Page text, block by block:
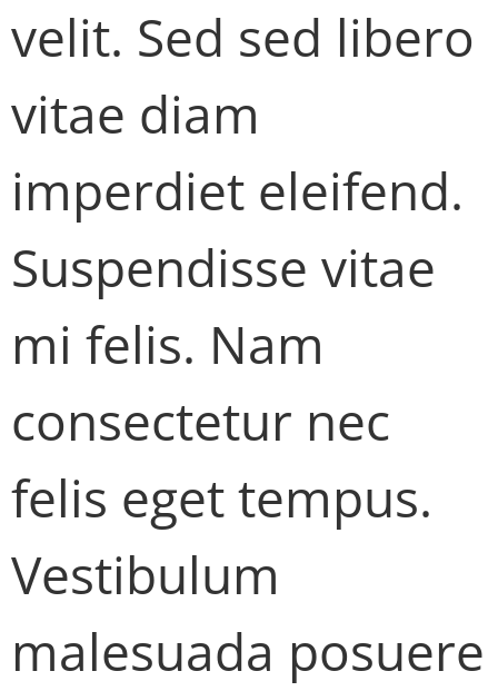
velit. Sed sed libero
vitae diam
imperdiet eleifend.
Suspendisse vitae
mi felis. Nam
consectetur nec
felis eget tempus.
Vestibulum
malesuada posuere